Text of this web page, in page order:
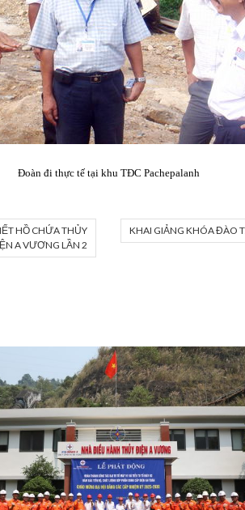
Đoàn đi thực tế tại khu TĐC Pachepalanh
HỒ CHỨA THỦY
A VƯƠNG LẦN 2
KHAI GIẢNG KHÓA ĐÀO